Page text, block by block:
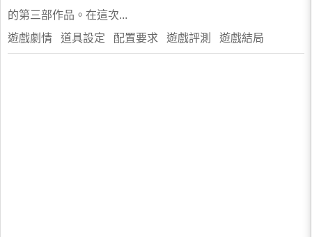
的第三部作品。在這次...
遊戲劇情 道具設定 配置要求 遊戲評測 遊戲結局